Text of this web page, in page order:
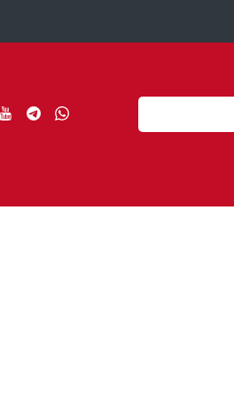
SeguiciSeguiciSeguici